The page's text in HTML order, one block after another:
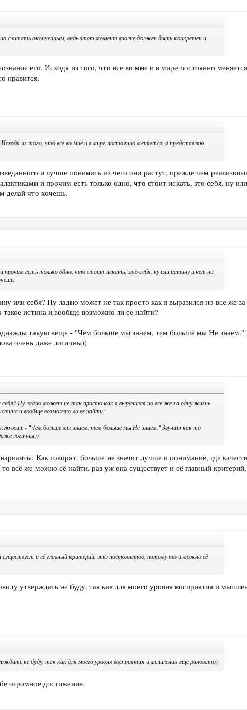
считать оконченным, ведь этот момент вполне должен быть конкретен и
его. Исходя из того, что все во мне и в мире постоянно
нравится.
из того, что все во мне и в мире постоянно меняется, я представляю
и лучше понимать из чего они растут, прежде чем
и прочим есть только одно, что стоит искать, это себя, ну
делай что хочешь.
прочим есть только одно, что стоит искать, это себя, ну или истину и нет ни
или себя? Ну ладно может не так просто как я выразился но все же
истина и вообще возможно ли ее найти?
такую вещь - "Чем больше мы знаем, тем больше мы Не знаем."
очень даже логичны))
Ну ладно может не так просто как я выразился но все же за одну жизнь
и вообще возможно ли ее найти?
вещь - "Чем больше мы знаем, тем больше мы Не знаем." Звучит как то
логичны))
Как говорят, больше не значит лучше и понимание, где
всё же можно её найти, раз уж она существует и её главный критерий,
и её главный критерий, это постоянство, потому то и можно её
утверждать не буду, так как для моего уровня восприятия и
не буду, так как для моего уровня восприятия и мышления еще рановато)
огромное достижение.